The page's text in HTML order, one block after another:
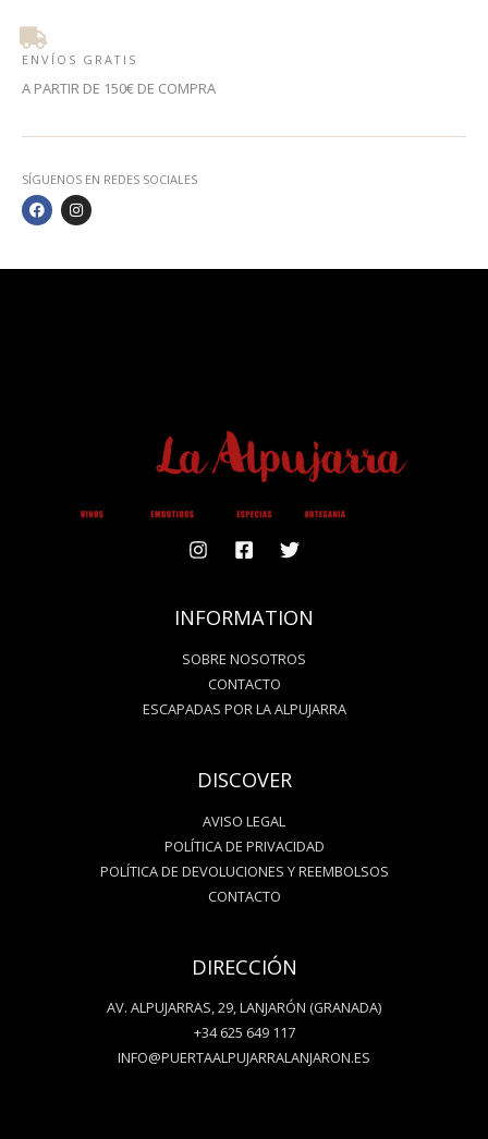
ENVÍOS GRATIS
A PARTIR DE 150€ DE COMPRA
SÍGUENOS EN REDES SOCIALES
F
A
C
I
N
S
INFORMATION
SOBRE NOSOTROS
CONTACTO
ESCAPADAS POR LA ALPUJARRA
DISCOVER
AVISO LEGAL
POLÍTICA DE PRIVACIDAD
POLÍTICA DE DEVOLUCIONES Y REEMBOLSOS
CONTACTO
DIRECCIÓN
AV. ALPUJARRAS, 29, LANJARÓN (GRANADA)
+34 625 649 117
INFO@PUERTAALPUJARRALANJARON.ES